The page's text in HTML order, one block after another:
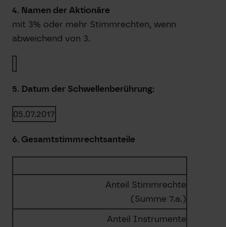
4. Namen der Aktionäre
mit 3% oder mehr Stimmrechten, wenn
abweichend von 3.
5. Datum der Schwellenberührung:
05.07.2017
6. Gesamtstimmrechtsanteile
Anteil Stimmrechte
(Summe 7.a.)
Anteil Instrumente